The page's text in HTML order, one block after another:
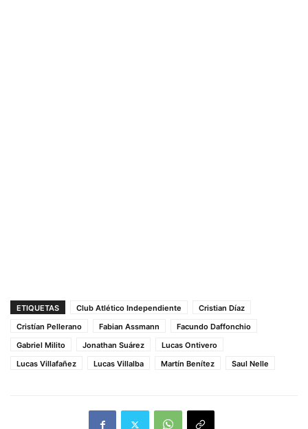
ETIQUETAS Club Atlético Independiente
Cristian Díaz
Cristían Pellerano
Fabian Assmann
Facundo Daffonchio
Gabriel Milito
Jonathan Suárez
Lucas Ontivero
Lucas Villafañez
Lucas Villalba Martín Benítez Saul Nelle